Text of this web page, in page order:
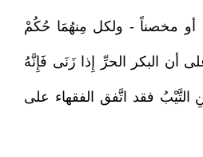
أو مخصناً - ولكل مِنهُمَا حُكُمْ
أن البكر الحرِّ إِذا زَنَى فَإِنَّهُ
فقد اتَّفق الفقهاء على